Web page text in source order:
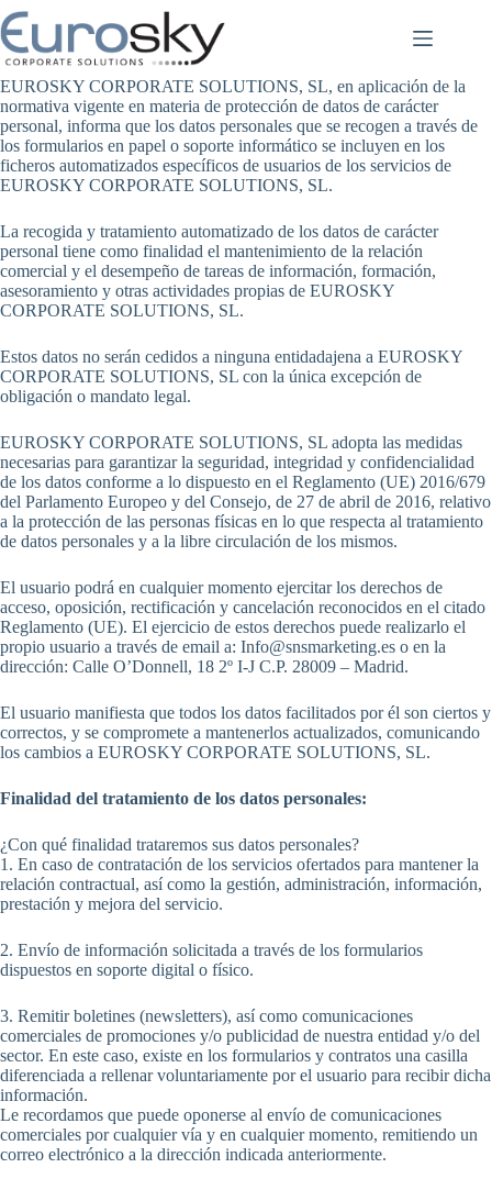
Saltar
al
contenido
EUROSKY CORPORATE SOLUTIONS, SL, en aplicación de la
normativa vigente en materia de protección de datos de carácter
personal, informa que los datos personales que se recogen a través de
los formularios en papel o soporte informático se incluyen en los
ficheros automatizados específicos de usuarios de los servicios de
EUROSKY CORPORATE SOLUTIONS, SL.
La recogida y tratamiento automatizado de los datos de carácter
personal tiene como finalidad el mantenimiento de la relación
comercial y el desempeño de tareas de información, formación,
asesoramiento y otras actividades propias de EUROSKY
CORPORATE SOLUTIONS, SL.
Estos datos no serán cedidos a ninguna entidadajena a EUROSKY
CORPORATE SOLUTIONS, SL con la única excepción de
obligación o mandato legal.
EUROSKY CORPORATE SOLUTIONS, SL adopta las medidas
necesarias para garantizar la seguridad, integridad y confidencialidad
de los datos conforme a lo dispuesto en el Reglamento (UE) 2016/679
del Parlamento Europeo y del Consejo, de 27 de abril de 2016, relativo
a la protección de las personas físicas en lo que respecta al tratamiento
de datos personales y a la libre circulación de los mismos.
El usuario podrá en cualquier momento ejercitar los derechos de
acceso, oposición, rectificación y cancelación reconocidos en el citado
Reglamento (UE). El ejercicio de estos derechos puede realizarlo el
propio usuario a través de email a: Info@snsmarketing.es o en la
dirección: Calle O’Donnell, 18 2º I-J C.P. 28009 – Madrid.
El usuario manifiesta que todos los datos facilitados por él son ciertos y
correctos, y se compromete a mantenerlos actualizados, comunicando
los cambios a EUROSKY CORPORATE SOLUTIONS, SL.
Finalidad del tratamiento de los datos personales:
¿Con qué finalidad trataremos sus datos personales?
1. En caso de contratación de los servicios ofertados para mantener la
relación contractual, así como la gestión, administración, información,
prestación y mejora del servicio.
2. Envío de información solicitada a través de los formularios
dispuestos en soporte digital o físico.
3. Remitir boletines (newsletters), así como comunicaciones
comerciales de promociones y/o publicidad de nuestra entidad y/o del
sector. En este caso, existe en los formularios y contratos una casilla
diferenciada a rellenar voluntariamente por el usuario para recibir dicha
información.
Le recordamos que puede oponerse al envío de comunicaciones
comerciales por cualquier vía y en cualquier momento, remitiendo un
correo electrónico a la dirección indicada anteriormente.